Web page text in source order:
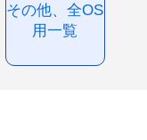
その他、全OS
用一覧